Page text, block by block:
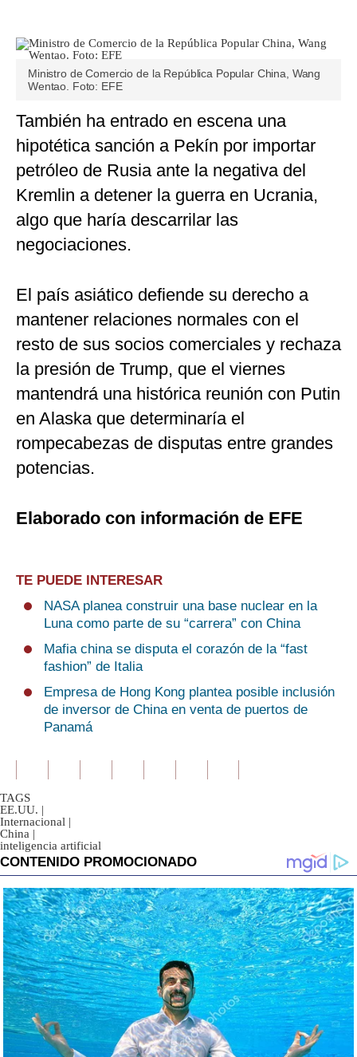
Ministro de Comercio de la República Popular China, Wang
Wentao. Foto: EFE
También ha entrado en escena una
hipotética sanción a Pekín por importar
petróleo de Rusia ante la negativa del
Kremlin a detener la guerra en Ucrania,
algo que haría descarrilar las
negociaciones.
El país asiático defiende su derecho a
mantener relaciones normales con el
resto de sus socios comerciales y rechaza
la presión de Trump, que el viernes
mantendrá una histórica reunión con Putin
en Alaska que determinaría el
rompecabezas de disputas entre grandes
potencias.
Elaborado con información de EFE
TE PUEDE INTERESAR
NASA planea construir una base nuclear en la
Luna como parte de su “carrera” con China
Mafia china se disputa el corazón de la “fast
fashion” de Italia
Empresa de Hong Kong plantea posible inclusión
de inversor de China en venta de puertos de
Panamá
TAGS
EE.UU. |
Internacional |
China |
inteligencia artificial